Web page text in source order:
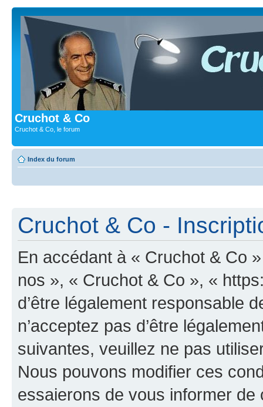
Cruchot & Co
Cruchot & Co, le forum
Index du forum
Cruchot & Co -
En accédant à « Cruchot & Co
nos », « Cruchot & Co », «
d’être légalement responsable
n’acceptez pas d’être
suivantes, veuillez ne pas
Nous pouvons modifier ces
essaierons de vous informer